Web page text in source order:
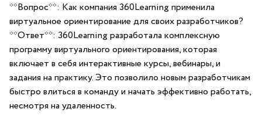
**Вопрос**: Как компания 360Learning применила
виртуальное ориентирование для своих разработчиков?
**Ответ**: 360Learning разработала⁢ комплексную
программу виртуального ориентирования, которая
включает в себя⁤ интерактивные курсы, вебинары,​ и
задания на практику. Это позволило новым разработчикам
⁤быстро влиться в команду и​ начать эффективно работать,
несмотря на удаленность.